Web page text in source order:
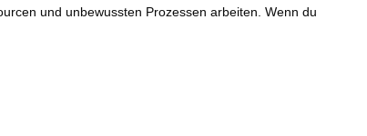
und unbewussten Prozessen arbeiten. Wenn du